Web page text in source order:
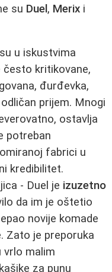
su Duel, Merix i
u iskustvima
često kritikovane,
đurđevka,
prijem. Mnogi
ostavlja
potreban
fabrici u
kredibilitet.
- Duel je izuzetno
da im je oštetio
novije komade
Zato je preporuka
vrlo malim
za punu